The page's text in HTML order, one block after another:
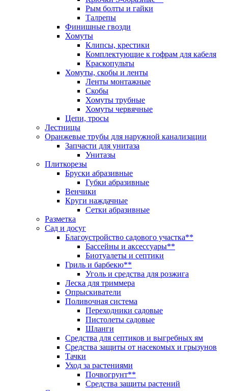
Рым болты и гайки
Талрепы
Финишные гвозди
Хомуты
Клипсы, крестики
Комплектующие к гофрам для кабеля
Краскопульты
Хомуты, скобы и ленты
Ленты монтажные
Скобы
Хомуты трубные
Хомуты червячные
Цепи, тросы
Лестницы
Оранжевые трубы для наружной канализации
Запчасти для унитаза
Унитазы
Плиткорезы
Бруски абразивные
Губки абразивные
Венчики
Круги наждачные
Сетки абразивные
Разметка
Сад и досуг
Благоустройство садового участка**
Бассейны и аксессуары**
Биотуалеты и септики
Гриль и барбекю**
Уголь и средства для розжига
Леска для триммера
Опрыскиватели
Поливочная система
Переходники садовые
Пистолеты садовые
Шланги
Средства для септиков и выгребных ям
Средства защиты от насекомых и грызунов
Тачки
Уход за растениями
Почвогрунт**
Средства защиты растений